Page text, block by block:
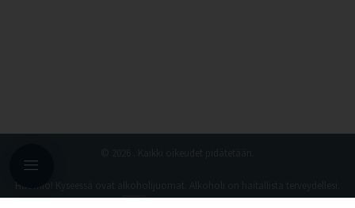
Huomio! Kyseessä ovat alkoholijuomat. Alkoholi on haitallista terveydellesi.